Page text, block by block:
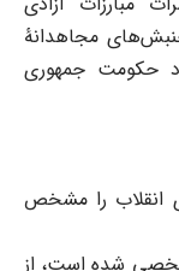
مجاهدانۀ
حکومت جمهوری
شورای انقلاب را مشخص
شده است، از